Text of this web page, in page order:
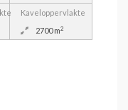
Kaveloppervlakte
2700 m2